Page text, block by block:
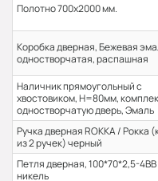
Полотно 700x2000 мм.
Коробка дверная, Бежевая
одностворчатая, распашная
Наличник прямоугольный с
хвостовиком, H=80мм,
одностворчатую дверь, Эмаль
Ручка дверная ROKKA / Рокка
из 2 ручек) черный
Петля дверная, 100*70*2,5-
никель